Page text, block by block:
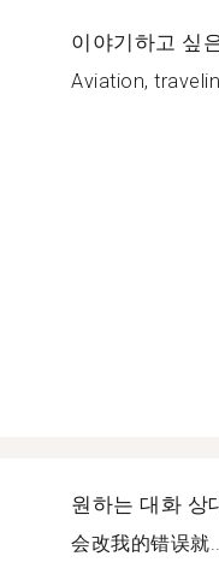
이야기하고 싶
Aviation,
원하는 대화 상
会改我的错误就